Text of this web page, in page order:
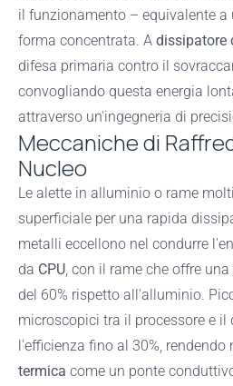
il funzionamento – equivalente a
forma concentrata. A dissipatore
difesa primaria contro il
convogliando questa energia
attraverso un'ingegneria di
Meccaniche di
Nucleo
Le alette in alluminio o rame
superficiale per una rapida
metalli eccellono nel condurre
da CPU, con il rame che offre
del 60% rispetto all'alluminio.
microscopici tra il processore e
l'efficienza fino al 30%, rendendo
termica come un ponte